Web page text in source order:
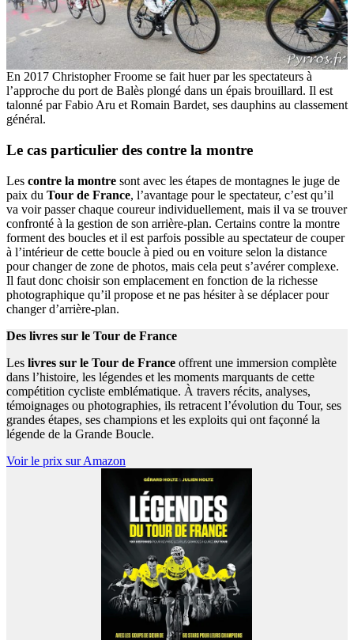
En 2017 Christopher Froome se fait huer par les spectateurs à
l’approche du port de Balès plongé dans un épais brouillard. Il est
talonné par Fabio Aru et Romain Bardet, ses dauphins au classement
général.
Le cas particulier des contre la montre
Les contre la montre sont avec les étapes de montagnes le juge de
paix du Tour de France, l’avantage pour le spectateur, c’est qu’il
va voir passer chaque coureur individuellement, mais il va se trouver
confronté à la gestion de son arrière-plan. Certains contre la montre
forment des boucles et il est parfois possible au spectateur de couper
à l’intérieur de cette boucle à pied ou en voiture selon la distance
pour changer de zone de photos, mais cela peut s’avérer complexe.
Il faut donc choisir son emplacement en fonction de la richesse
photographique qu’il propose et ne pas hésiter à se déplacer pour
changer d’arrière-plan.
Des livres sur le Tour de France
Les livres sur le Tour de France offrent une immersion complète
dans l’histoire, les légendes et les moments marquants de cette
compétition cycliste emblématique. À travers récits, analyses,
témoignages ou photographies, ils retracent l’évolution du Tour, ses
grandes étapes, ses champions et les exploits qui ont façonné la
légende de la Grande Boucle.
Voir le prix sur Amazon